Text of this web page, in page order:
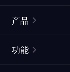
产品
功能